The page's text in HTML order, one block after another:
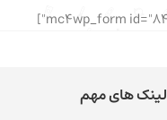
لینک های مهم